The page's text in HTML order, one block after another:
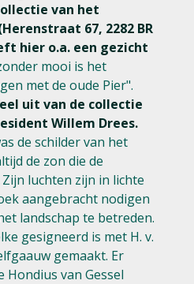
van het
67, 2282 BR
hier o.a. een gezicht
mooi is het
met de oude Pier".
uit van de collectie
Willem Drees.
de schilder van het
de zon die de
luchten zijn in lichte
aangebracht nodigen
landschap te betreden.
gesigneerd is met H. v.
gemaakt. Er
van Gessel